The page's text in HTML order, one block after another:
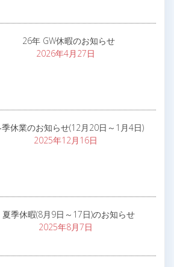
26年 GW休暇のお知らせ
2026年4月27日
休業のお知らせ(12月20日～1月4日)
2025年12月16日
夏季休暇(8月9日～17日)のお知らせ
2025年8月7日